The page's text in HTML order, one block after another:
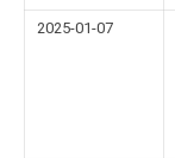
2025-01-07